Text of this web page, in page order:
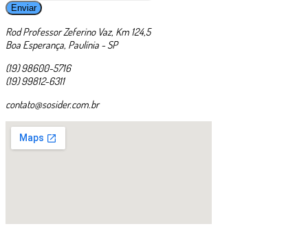
Enviar
Rod Professor Zeferino Vaz, Km 124,5
Boa Esperança, Paulínia - SP
(19) 98600-5716
(19) 99812-6311
contato@sosider.com.br